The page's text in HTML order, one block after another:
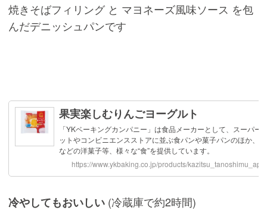
焼きそばフィリング と マヨネーズ風味ソース を包
んだデニッシュパンです
冷やしてもおいしい (冷蔵庫で約2時間)